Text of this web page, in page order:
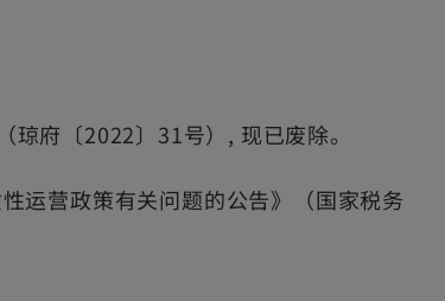
府〔2022〕31号）, 现已废除。
运营政策有关问题的公告》（国家税务